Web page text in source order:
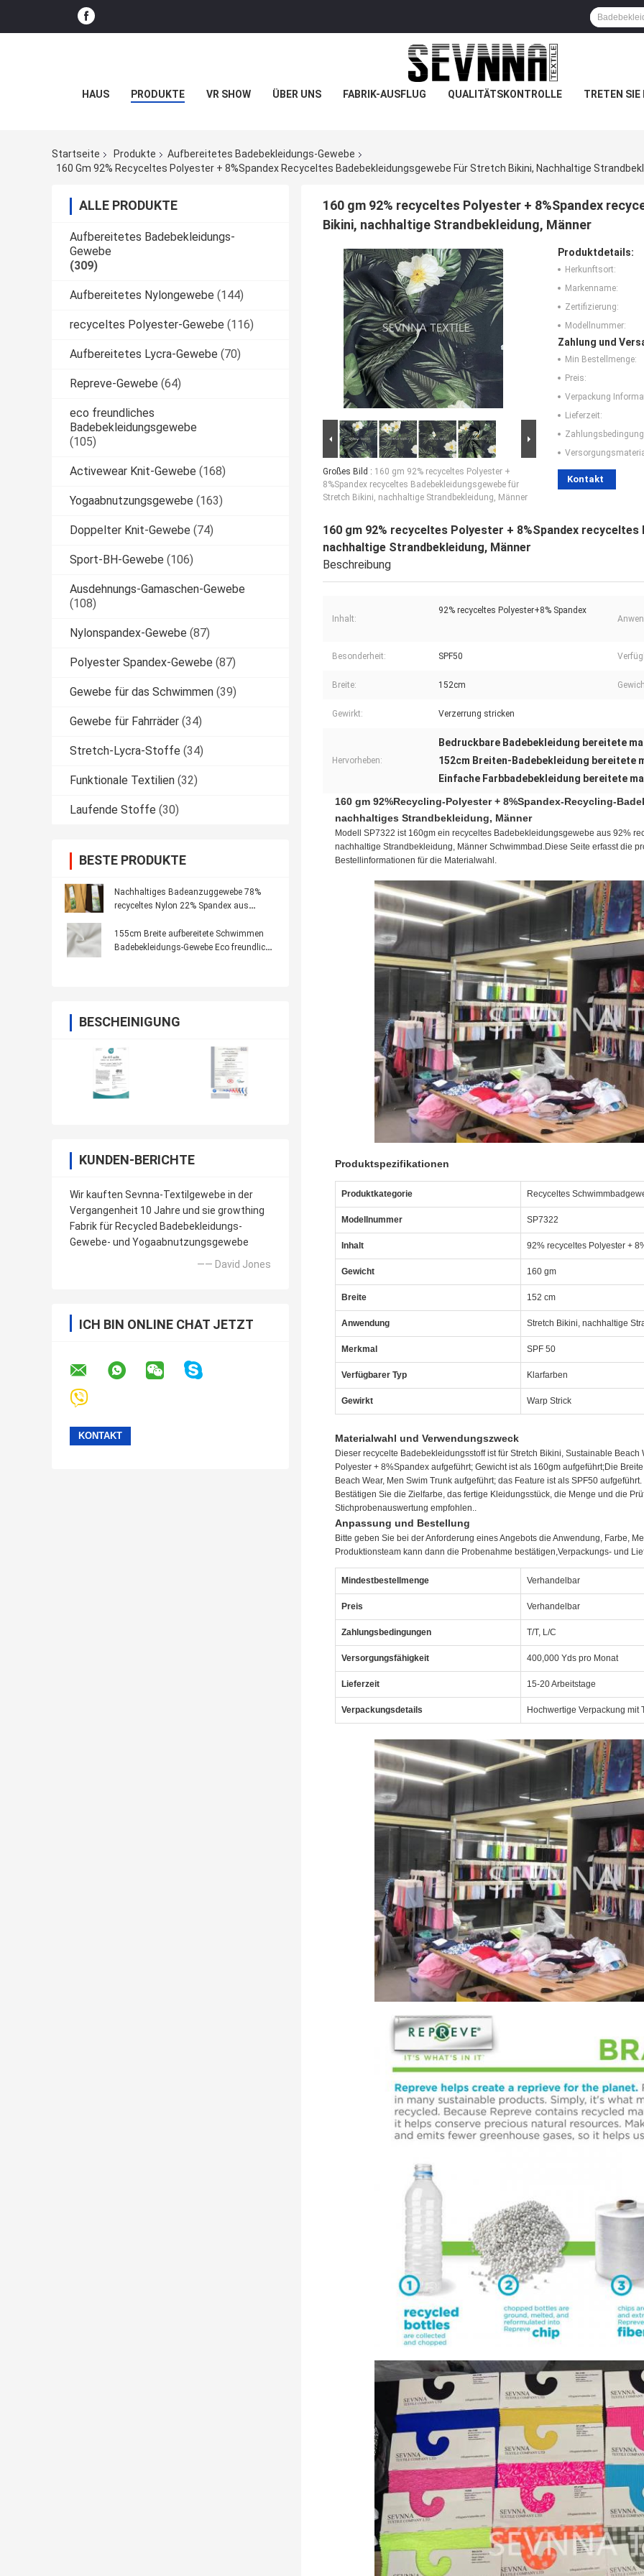
HAUS PRODUKTE VR SHOW ÜBER UNS FABRIK-AUSFLUG QUALITÄTSKONTROLLE TRETEN SIE
Startseite Produkte
Aufbereitetes Badebekleidungs-Gewebe
160 Gm 92% Recyceltes Polyester + 8%Spandex Recyceltes Badebekleidungsgewebe Für Stretch Bikini, Nachhaltige
ALLE PRODUKTE
Aufbereitetes Badebekleidungs-
Gewebe
(309)
Aufbereitetes Nylongewebe (144)
recyceltes Polyester-Gewebe (116)
Aufbereitetes Lycra-Gewebe (70)
Repreve-Gewebe (64)
eco freundliches
Badebekleidungsgewebe
(105)
Activewear Knit-Gewebe (168)
Yogaabnutzungsgewebe (163)
Doppelter Knit-Gewebe (74)
Sport-BH-Gewebe (106)
Ausdehnungs-Gamaschen-Gewebe
(108)
Nylonspandex-Gewebe (87)
Polyester Spandex-Gewebe (87)
Gewebe für das Schwimmen (39)
Gewebe für Fahrräder (34)
Stretch-Lycra-Stoffe (34)
Funktionale Textilien (32)
Laufende Stoffe (30)
BESTE PRODUKTE
Nachhaltiges Badeanzuggewebe 78%
recyceltes Nylon 22% Spandex aus
155cm Breite aufbereitete Schwimmen
Badebekleidungs-Gewebe Eco freundliche
BESCHEINIGUNG
KUNDEN-BERICHTE
Wir kauften Sevnna-Textilgewebe in der
Vergangenheit 10 Jahre und sie growthing
Fabrik für Recycled Badebekleidungs-
Gewebe- und Yogaabnutzungsgewebe
—— David Jones
ICH BIN ONLINE CHAT JETZT
160 gm 92% recyceltes Polyester + 8%Spandex
Bikini, nachhaltige Strandbekleidung, Männer
Großes Bild : 160 gm 92% recyceltes Polyester +
8%Spandex recyceltes Badebekleidungsgewebe für
Stretch Bikini, nachhaltige Strandbekleidung, Männer
Produktdetails:
Herkunftsort:
Markenname:
Zertifizierung:
Modellnummer:
Zahlung und
Min Bestellmenge:
Preis:
Verpackung
Lieferzeit:
Kontakt
160 gm 92% recyceltes Polyester + 8%Spandex
nachhaltige Strandbekleidung, Männer
Beschreibung
Inhalt:
92% recyceltes Polyester+8% Spandex
Besonderheit: SPF50
Breite: 152cm
Gewirkt: Verzerrung stricken
Hervorheben:
Bedruckbare Badebekleidung bereitete
152cm Breiten-Badebekleidung bereitete
Einfache Farbbadebekleidung bereitete
160 gm 92%Recycling-Polyester + 8%Spandex-Recycling-
nachhaltiges Strandbekleidung, Männer
Modell SP7322 ist 160gm ein recyceltes Badebekleidungsgewebe aus 92%
nachhaltige Strandbekleidung, Männer Schwimmbad.Diese Seite erfasst die
Bestellinformationen für die Materialwahl.
Produktspezifikationen
Produktkategorie Recyceltes
Modellnummer SP7322
Inhalt 92% recyceltes Polyester +
Gewicht 160 gm
Breite 152 cm
Anwendung Stretch Bikini, nachhaltige
Merkmal SPF 50
Verfügbarer Typ Klarfarben
Gewirkt Warp Strick
Materialwahl und Verwendungszweck
Dieser recycelte Badebekleidungsstoff ist für Stretch Bikini, Sustainable
Polyester + 8%Spandex aufgeführt; Gewicht ist als 160gm aufgeführt;Die
Beach Wear, Men Swim Trunk aufgeführt; das Feature ist als SPF50 aufgeführt.
Bestätigen Sie die Zielfarbe, das fertige Kleidungsstück, die Menge und die
Stichprobenauswertung empfohlen..
Anpassung und Bestellung
Bitte geben Sie bei der Anforderung eines Angebots die Anwendung, Farbe,
Produktionsteam kann dann die Probenahme bestätigen,Verpackungs- und
Mindestbestellmenge Verhandelbar
Preis Verhandelbar
Zahlungsbedingungen T/T, L/C
Versorgungsfähigkeit 400,000 Yds pro Monat
Lieferzeit 15-20 Arbeitstage
Verpackungsdetails Hochwertige Verpackung mit